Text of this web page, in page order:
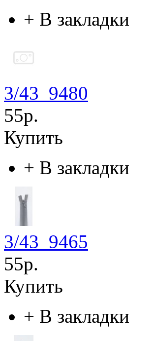
+ В закладки
3/43_9480
55р.
Купить
+ В закладки
3/43_9465
55р.
Купить
+ В закладки